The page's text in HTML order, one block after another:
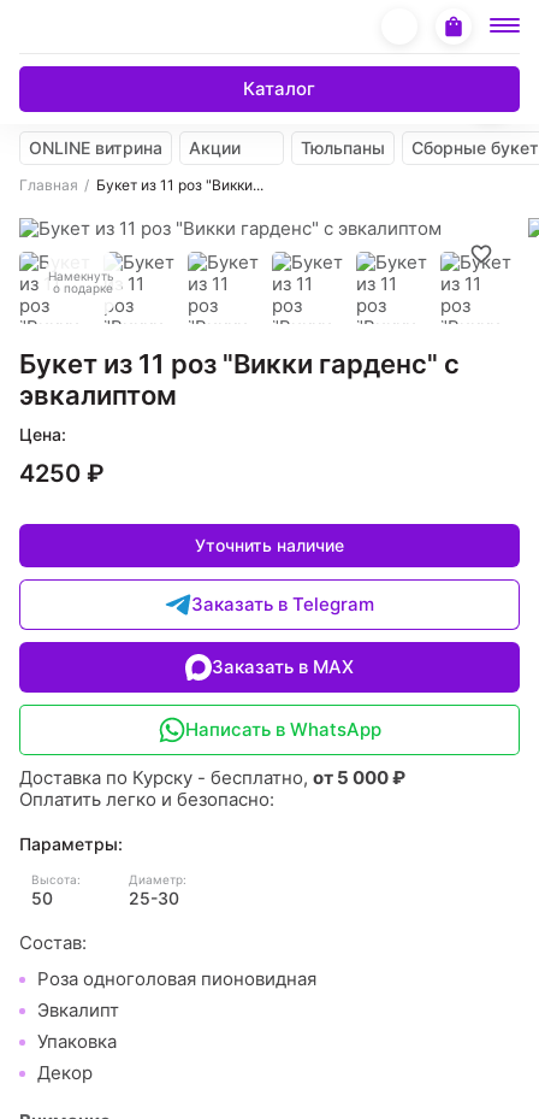
Каталог
ONLINE витрина Акции Тюльпаны Сборные
Главная Букет из 11 роз "Викки...
Намекнуть
о подарке
Букет из 11 роз "Викки гарденс" с
эвкалиптом
Цена:
4250 ₽
Уточнить наличие
Заказать в Telegram
Заказать в MAX
Написать в WhatsApp
Доставка по Курску - бесплатно, от 5 000 ₽
Оплатить легко и безопасно:
Параметры:
Высота:
50
Диаметр:
25-30
Состав:
Роза одноголовая пионовидная
Эвкалипт
Упаковка
Декор